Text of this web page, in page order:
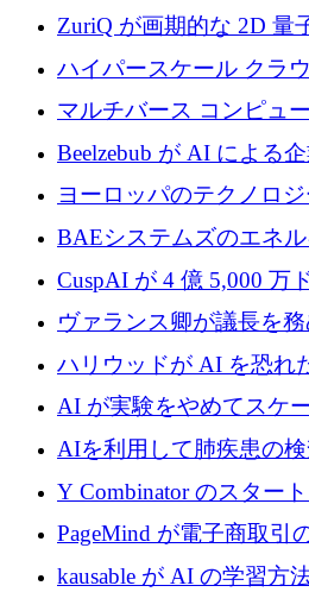
規模拡大に向けて 400
ZuriQ が画期的な 2D 量
張するために 2,550 万
ハイパースケール クラ
ン コンピューティング
ビジョン
マルチバース コンピュ
ンドで最大 5 億 7,000 万
Beelzebub が AI による
のために 300 万ユーロ
ヨーロッパのテクノロ
上の取引に 10 億ユーロ
BAEシステムズのエネ
子力タービンが1500万
テルスから浮上
CuspAI が 4 億 5,000 万
Resist.UA が 5,000 万ユ
げ、DSIT が廃止される
ヴァランス卿が議長を
スクフォースが発足
ハリウッドが AI を恐れ
代わりにプリプロダク
AI が実験をやめてスケ
AIを利用して肺疾患の
国のヘルステック挑戦者
Y Combinator のスター
メールを再考するために
てステルスから浮上
PageMind が電子商取引
AI を拡張するために
kausable が AI の学習方